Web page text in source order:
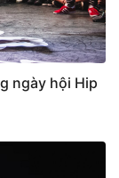
ngày hội Hip